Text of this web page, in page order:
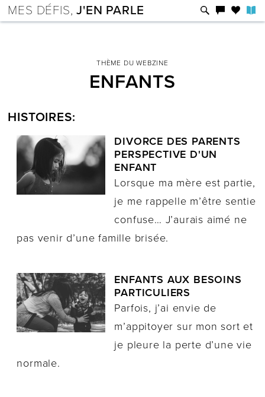
MES DÉFIS,J'EN PARLE
THÈME DU WEBZINE
ENFANTS
HISTOIRES:
DIVORCE DES PARENTS
PERSPECTIVE D'UN
ENFANT
Lorsque ma mère est partie,
je me rappelle m’être sentie
confuse… J’aurais aimé ne
pas venir d’une famille brisée.
ENFANTS AUX BESOINS
PARTICULIERS
Parfois, j’ai envie de
m’appitoyer sur mon sort et
je pleure la perte d’une vie
normale.